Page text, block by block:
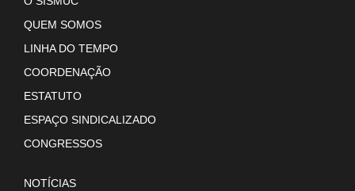
QUEM SOMOS
LINHA DO TEMPO
COORDENAÇÃO
ESTATUTO
ESPAÇO SINDICALIZADO
CONGRESSOS
NOTÍCIAS